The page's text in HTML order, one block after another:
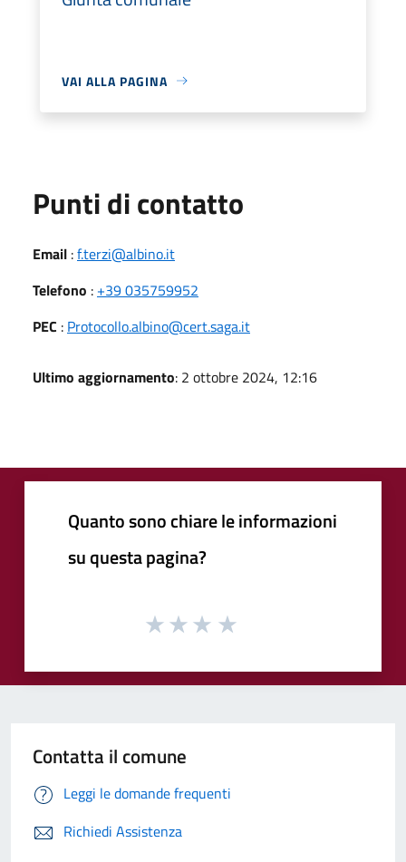
VAI ALLA PAGINA
Punti di contatto
Email :f.terzi@albino.it
Telefono : +39 035759952
PEC : Protocollo.albino@cert.saga.it
Ultimo aggiornamento: 2 ottobre 2024, 12:16
Quanto sono chiare le informazioni
su questa pagina?
Contatta il comune
Leggi le domande frequenti
Richiedi Assistenza